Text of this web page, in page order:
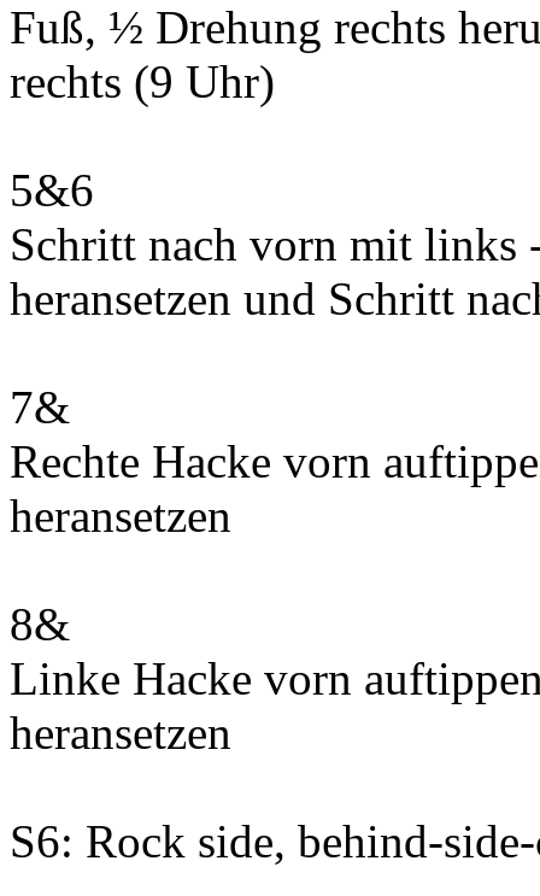
Fuß, ½ Drehung rechts
rechts (9 Uhr)
5&6
Schritt nach vorn mit links
heransetzen und Schritt
7&
Rechte Hacke vorn
heransetzen
8&
Linke Hacke vorn
heransetzen
S6: Rock side, behind-